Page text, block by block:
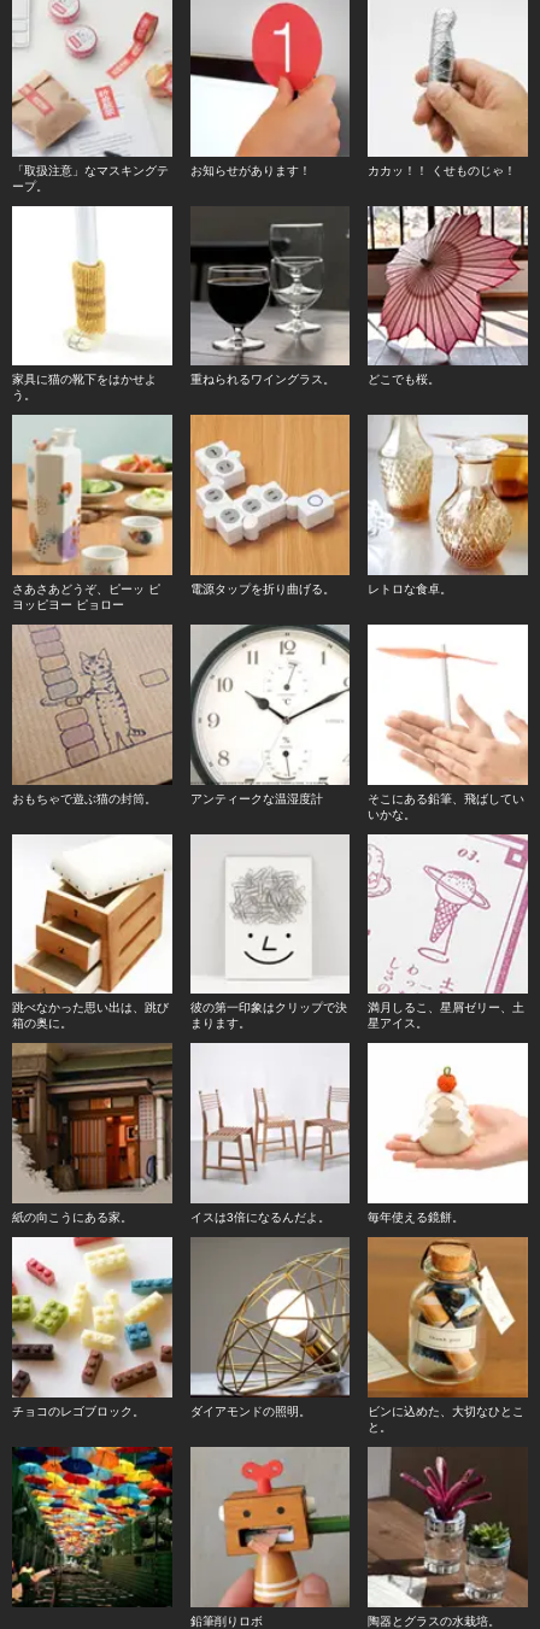
「取扱注意」なマスキングテ
ープ。
お知らせがあります！ カカッ！！ くせものじゃ！
家具に猫の靴下をはかせよ
う。
重ねられるワイングラス。 どこでも桜。
さあさあどうぞ、ピーッ ピ
ヨッピヨー ピョロー
電源タップを折り曲げる。 レトロな食卓。
おもちゃで遊ぶ猫の封筒。 アンティークな温湿度計
そこにある鉛筆、飛ばしてい
いかな。
跳べなかった思い出は、跳び
箱の奥に。
彼の第一印象はクリップで決
まります。
満月しるこ、星屑ゼリー、土
星アイス。
紙の向こうにある家。 イスは3倍になるんだよ。 毎年使える鏡餅。
チョコのレゴブロック。 ダイアモンドの照明。
ビンに込めた、大切なひとこ
と。
鉛筆削りロボ 陶器とグラスの水栽培。